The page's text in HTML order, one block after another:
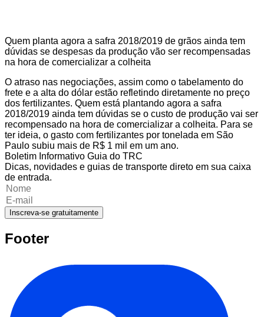
Quem planta agora a safra 2018/2019 de grãos ainda tem
dúvidas se despesas da produção vão ser recompensadas
na hora de comercializar a colheita
O atraso nas negociações, assim como o tabelamento do
frete e a alta do dólar estão refletindo diretamente no preço
dos fertilizantes. Quem está plantando agora a safra
2018/2019 ainda tem dúvidas se o custo de produção vai ser
recompensado na hora de comercializar a colheita. Para se
ter ideia, o gasto com fertilizantes por tonelada em São
Paulo subiu mais de R$ 1 mil em um ano.
Boletim Informativo Guia do TRC
Dicas, novidades e guias de transporte direto em sua caixa
de entrada.
Inscreva-se gratuitamente
Footer